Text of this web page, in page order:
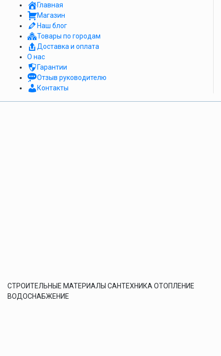
Главная
Магазин
Наш блог
Товары по городам
Доставка и оплата
О нас
Гарантии
Отзыв руководителю
Контакты
СТРОИТЕЛЬНЫЕ МАТЕРИАЛЫ САНТЕХНИКА ОТОПЛЕНИЕ
ВОДОСНАБЖЕНИЕ